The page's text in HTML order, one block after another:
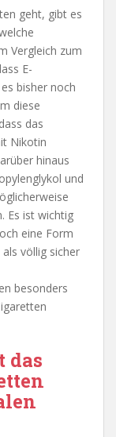
geht, gibt es
Vergleich zum
E-
bisher noch
diese
das
Nikotin
hinaus
und
Es ist wichtig
eine Form
völlig sicher
besonders
das